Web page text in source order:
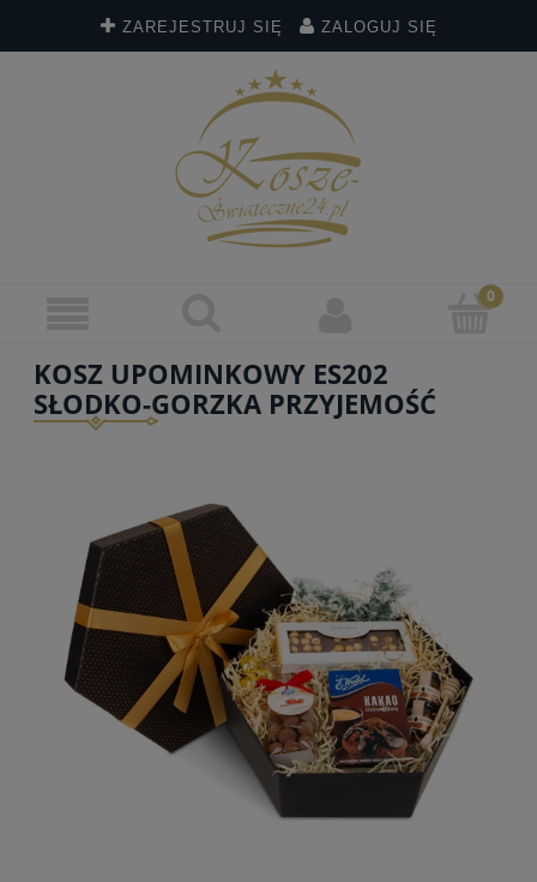
ZAREJESTRUJ SIĘ ZALOGUJ SIĘ
KOSZ UPOMINKOWY ES202
SŁODKO-GORZKA PRZYJEMOŚĆ